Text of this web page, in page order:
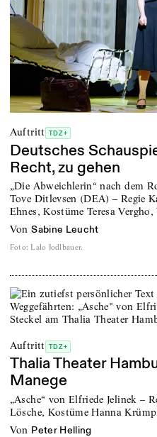
Auftritt TDZ+
Deutsches
Recht, zu gehen
„Die Abweichlerin“ nach dem
Tove Ditlevsen (DEA) – Regie
Ehnes, Kostüme Teresa
von Sabine Leucht
Foto: Lalo Jodlbauer.
Auftritt TDZ+
Thalia Theater
Manege
„Asche“ von Elfriede Jelinek –
Lösche, Kostüme Hanna
von Peter Helling